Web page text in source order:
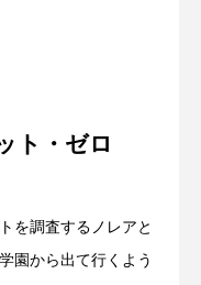
ト・ゼロ
を調査するノレアと
園から出て行くよう